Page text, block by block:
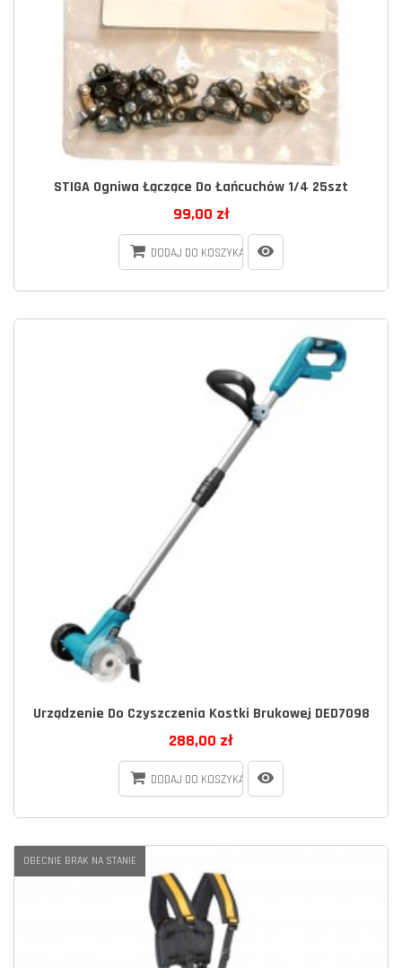
STIGA Ogniwa Łączące Do Łańcuchów 1/4 25szt
99,00 zł
DODAJ DO KOSZYKA
Urządzenie Do Czyszczenia Kostki Brukowej DED7098
288,00 zł
DODAJ DO KOSZYKA
OBECNIE BRAK NA STANIE